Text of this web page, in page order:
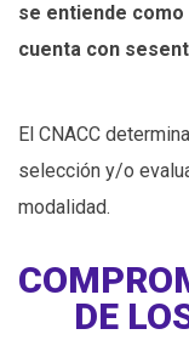
se entiende
cuenta con
El CNACC
selección y/o
modalidad.
DE